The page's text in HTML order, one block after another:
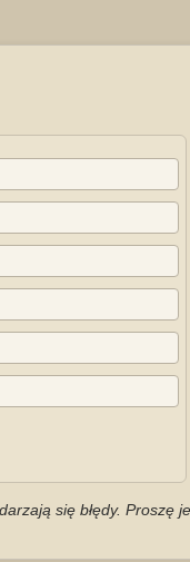
się błędy. Proszę